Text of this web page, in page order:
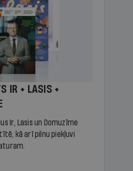
IR + LASIS +
Ir, Lasis un Domuzīme
kā arī pilnu piekļuvi